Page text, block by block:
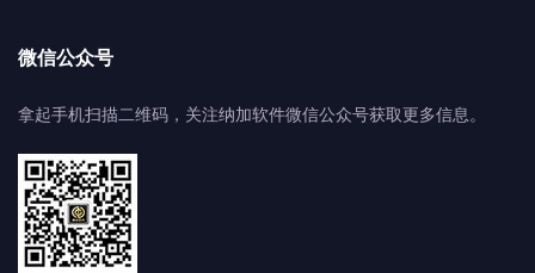
微信公众号
拿起手机扫描二维码，关注纳加软件微信公众号获取更多信息。